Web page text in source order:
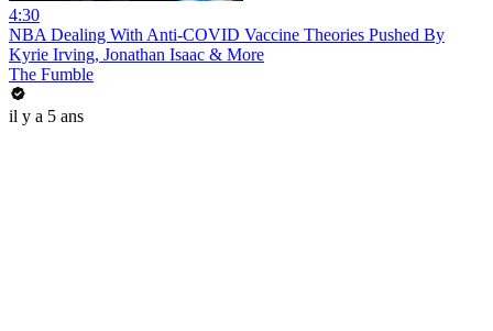
4:30
NBA Dealing With Anti-COVID Vaccine Theories Pushed By
Kyrie Irving, Jonathan Isaac & More
The Fumble
il y a 5 ans